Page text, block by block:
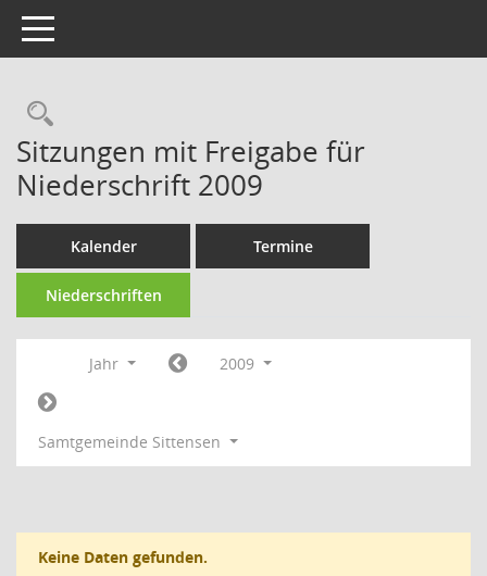
Toggle navigation
Rechercheauswahl
Sitzungen mit Freigabe für
Niederschrift 2009
Kalender Termine
Niederschriften
Jahr 2009
Samtgemeinde Sittensen
Keine Daten gefunden.